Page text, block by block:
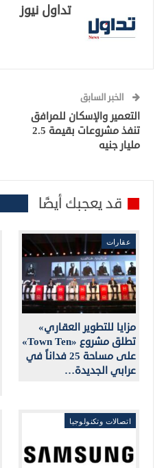
تداول نيوز
الخبر السابق
التعمير والإسكان للمرافق
تنفذ مشروعات بقيمة 2.5
مليار جنيه
قد يعجبك أيضًا
عقارات
مزايا للتطوير العقاري»
تطلق مشروع «Town Ten»
على مساحة 25 فداناً في
عرابي الجديدة…
اتصالات وتكنولوجيا